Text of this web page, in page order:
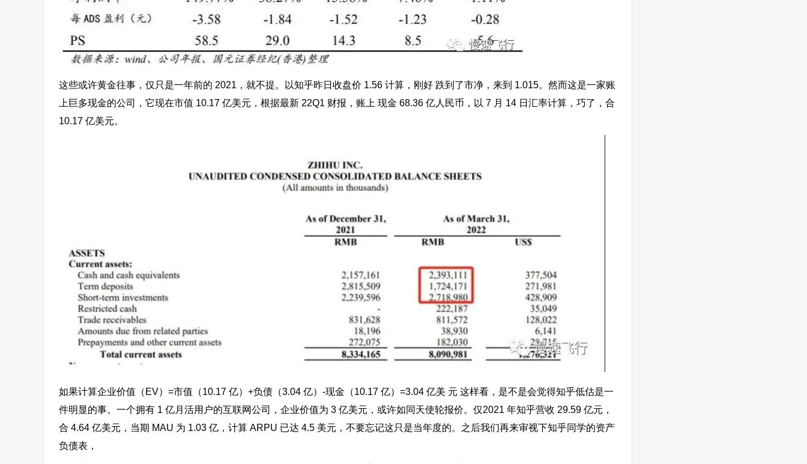
这些或许黄金往事，仅只是一年前的 2021，就不提。以知乎昨日收盘价 1.56 计算，刚好 跌到了市净，来到 1.015。然而这是一家账
上巨多现金的公司，它现在市值 10.17 亿美元，根据最新 22Q1 财报，账上 现金 68.36 亿人民币，以 7 月 14 日汇率计算，巧了，合
10.17 亿美元。
如果计算企业价值（EV）=市值（10.17 亿）+负债（3.04 亿）-现金（10.17 亿）=3.04 亿美 元 这样看，是不是会觉得知乎低估是一
件明显的事。一个拥有 1 亿月活用户的互联网公司，企业价值为 3 亿美元，或许如同天使轮报价。仅2021 年知乎营收 29.59 亿元，
合 4.64 亿美元，当期 MAU 为 1.03 亿，计算 ARPU 已达 4.5 美元，不要忘记这只是当年度的。之后我们再来审视下知乎同学的资产
负债表，